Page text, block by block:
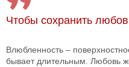
Чтобы сохранить
Влюбленность –
бывает длительным. Любовь